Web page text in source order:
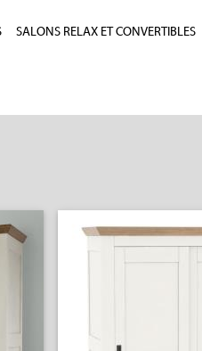
SALONS RELAX ET CONVERTIBLES